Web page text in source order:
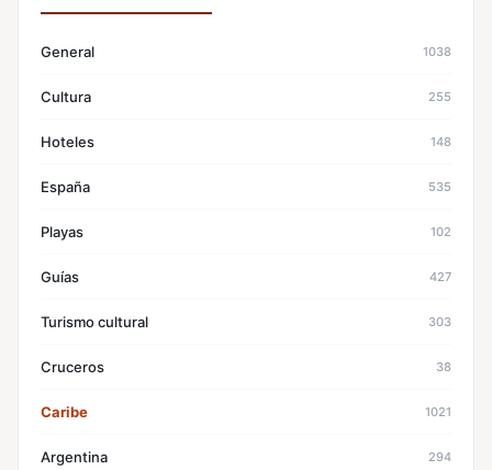
General 1038
Cultura 255
Hoteles 148
España 535
Playas 102
Guías 427
Turismo cultural 303
Cruceros 38
Caribe 1021
Argentina 294